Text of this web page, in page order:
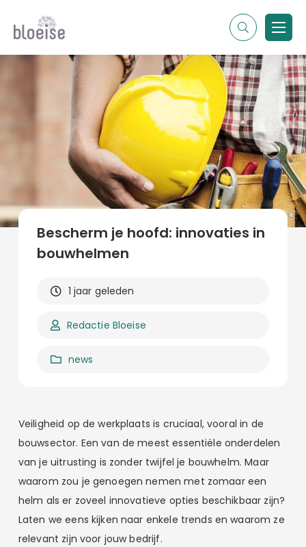
Contentmarketing
Online marketing
Alle soorten artikelen
Bescherm je hoofd: innovaties in
bouwhelmen
1 jaar geleden
Redactie Bloeise
news
Veiligheid op de werkplaats is cruciaal, vooral in de
bouwsector. Een van de meest essentiële onderdelen
van je uitrusting is zonder twijfel je bouwhelm. Maar
waarom zou je genoegen nemen met zomaar een
helm als er zoveel innovatieve opties beschikbaar zijn?
Laten we eens kijken naar enkele trends en waarom ze
relevant zijn voor jouw bedrijf.